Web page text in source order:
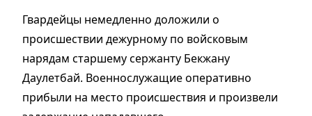
Гвардейцы немедленно доложили о
происшествии дежурному по войсковым
нарядам старшему сержанту Бекжану
Даулетбай. Военнослужащие оперативно
прибыли на место происшествия и произвели